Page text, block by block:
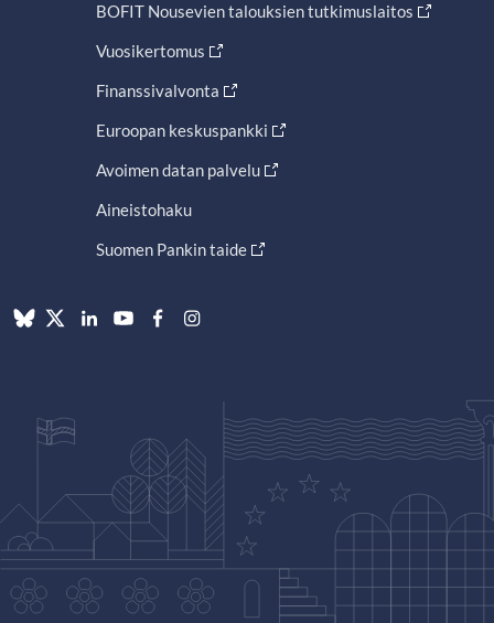
BOFIT Nousevien talouksien tutkimuslaitos
Vuosikertomus
Finanssivalvonta
Euroopan keskuspankki
Avoimen datan palvelu
Aineistohaku
Suomen Pankin taide